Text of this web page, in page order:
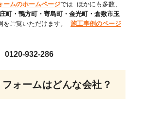
ームのホームページでは ほかにも多数、
町・鴨方町 ・寄島町・金光町・倉敷市玉
をご覧いただけます。 施工事例のページ
0120-932-286
ォームはどんな会社？